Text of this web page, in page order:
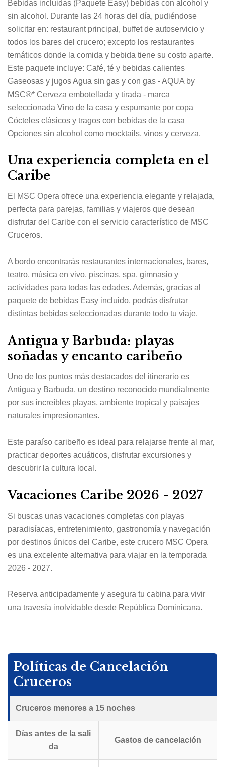
Bebidas incluidas (Paquete Easy) bebidas con alcohol y
sin alcohol. Durante las 24 horas del día, pudiéndose
solicitar en: restaurant principal, buffet de autoservicio y
todos los bares del crucero; excepto los restaurantes
temáticos donde la comida y bebida tiene su costo aparte.
Este paquete incluye: Café, té y bebidas calientes
Gaseosas y jugos Agua sin gas y con gas - AQUA by
MSC®* Cerveza embotellada y tirada - marca
seleccionada Vino de la casa y espumante por copa
Cócteles clásicos y tragos con bebidas de la casa
Opciones sin alcohol como mocktails, vinos y cerveza.
Una experiencia completa en el
Caribe
El MSC Opera ofrece una experiencia elegante y relajada,
perfecta para parejas, familias y viajeros que desean
disfrutar del Caribe con el servicio característico de MSC
Cruceros.
A bordo encontrarás restaurantes internacionales, bares,
teatro, música en vivo, piscinas, spa, gimnasio y
actividades para todas las edades. Además, gracias al
paquete de bebidas Easy incluido, podrás disfrutar
distintas bebidas seleccionadas durante todo tu viaje.
Antigua y Barbuda: playas
soñadas y encanto caribeño
Uno de los puntos más destacados del itinerario es
Antigua y Barbuda, un destino reconocido mundialmente
por sus increíbles playas, ambiente tropical y paisajes
naturales impresionantes.
Este paraíso caribeño es ideal para relajarse frente al mar,
practicar deportes acuáticos, disfrutar excursiones y
descubrir la cultura local.
Vacaciones Caribe 2026 - 2027
Si buscas unas vacaciones completas con playas
paradisíacas, entretenimiento, gastronomía y navegación
por destinos únicos del Caribe, este crucero MSC Opera
es una excelente alternativa para viajar en la temporada
2026 - 2027.
Reserva anticipadamente y asegura tu cabina para vivir
una travesía inolvidable desde República Dominicana.
Políticas de Cancelación
Cruceros
Cruceros menores a 15 noches
Días antes de la sali
da
Gastos de cancelación